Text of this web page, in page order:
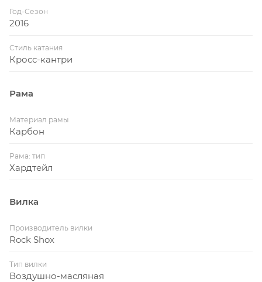
Год-Сезон
2016
Стиль катания
Кросс-кантри
Рама
Материал рамы
Карбон
Рама: тип
Хардтейл
Вилка
Производитель вилки
Rock Shox
Тип вилки
Воздушно-масляная